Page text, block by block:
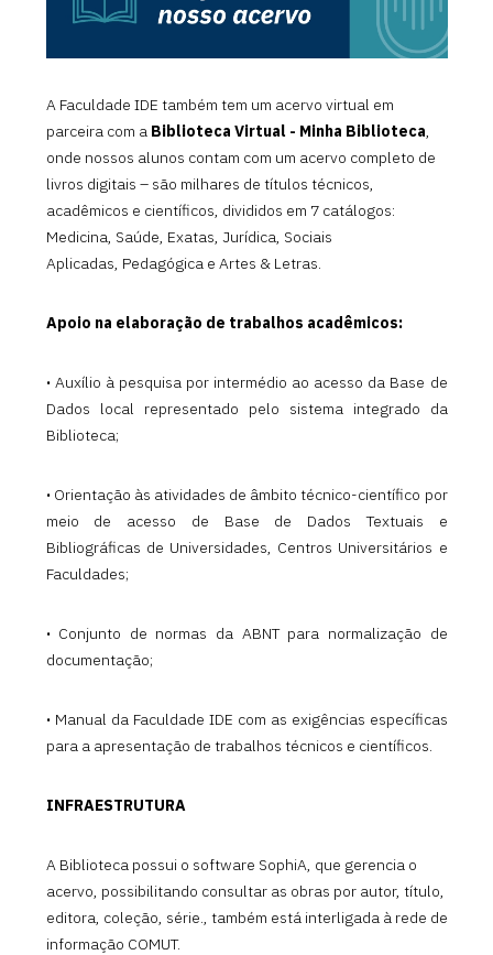
A Faculdade IDE também tem um acervo virtual em
parceira com a Biblioteca Virtual - Minha Biblioteca,
onde nossos alunos contam com um acervo completo de
livros digitais – são milhares de títulos técnicos,
acadêmicos e científicos, divididos em 7 catálogos:
Medicina, Saúde, Exatas, Jurídica, Sociais
Aplicadas, Pedagógica e Artes & Letras.
Apoio na elaboração de trabalhos acadêmicos:
·Auxílio à pesquisa por intermédio ao acesso da Base de
Dados local representado pelo sistema integrado da
Biblioteca;
· Orientação às atividades de âmbito técnico-científico por
meio de acesso de Base de Dados Textuais e
Bibliográficas de Universidades, Centros Universitários e
Faculdades;
· Conjunto de normas da ABNT para normalização de
documentação;
· Manual da Faculdade IDE com as exigências específicas
para a apresentação de trabalhos técnicos e científicos.
INFRAESTRUTURA
A Biblioteca possui o software SophiA, que gerencia o
acervo, possibilitando consultar as obras por autor, título,
editora, coleção, série., também está interligada à rede de
informação COMUT.